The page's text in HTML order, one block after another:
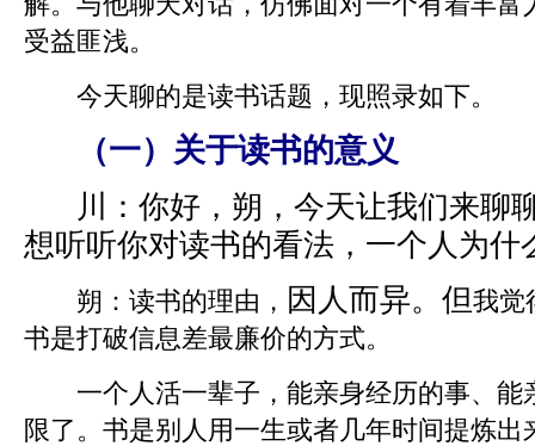
受益匪浅。
今天聊的是读书话题，现照录如下。
（一）关于读书的意义
川： 你好，朔，今天让我们来聊
想听听你对读书的看法，一个人为什
朔： 读书的理由， 因人而异。但我觉
书是打破信息差最廉价的方式。
一个人活一辈子，能亲身经历的事、能
限了。书是别人用一生或者几年时间提炼